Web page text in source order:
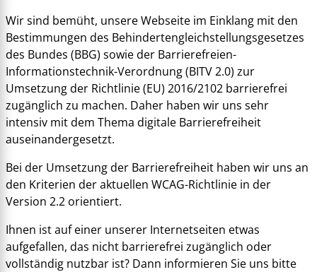
Wir sind bemüht, unsere Webseite im Einklang mit den
Bestimmungen des Behindertengleichstellungsgesetzes
des Bundes (BBG) sowie der Barrierefreien-
Informationstechnik-Verordnung (BITV 2.0) zur
Umsetzung der Richtlinie (EU) 2016/2102 barrierefrei
zugänglich zu machen. Daher haben wir uns sehr
intensiv mit dem Thema digitale Barrierefreiheit
auseinandergesetzt.
Bei der Umsetzung der Barrierefreiheit haben wir uns an
den Kriterien der aktuellen WCAG-Richtlinie in der
Version 2.2 orientiert.
Ihnen ist auf einer unserer Internetseiten etwas
aufgefallen, das nicht barrierefrei zugänglich oder
vollständig nutzbar ist? Dann informieren Sie uns bitte